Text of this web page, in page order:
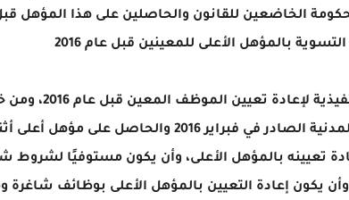
الخاضعين للقانون والحاصلين على هذا المؤهل
التسوية بالمؤهل الأعلى للمعينين قبل عام 2016
ومن بين الشروط
الموظف المعين قبل العمل بأحكام قانون الخدمة المدنية
تعيينه بالمؤهل الأعلى، وأن يكون مستوفيًا لشروط
يكون إعادة التعيين بالمؤهل الأعلى بوظائف شاغرة